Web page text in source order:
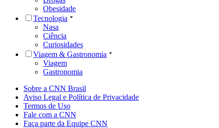
Obesidade
Tecnologia
Nasa
Ciência
Curiosidades
Viagem & Gastronomia
Viagem
Gastronomia
Sobre a CNN Brasil
Aviso Legal e Política de Privacidade
Termos de Uso
Fale com a CNN
Faça parte da Equipe CNN